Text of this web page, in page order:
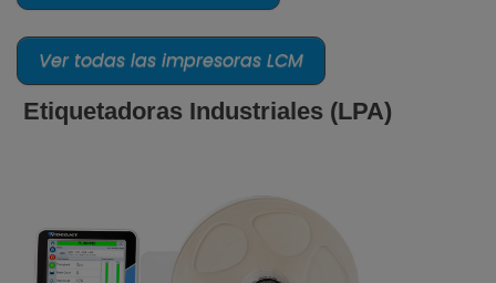
Ver todas las impresoras LCM
Etiquetadoras Industriales (LPA)